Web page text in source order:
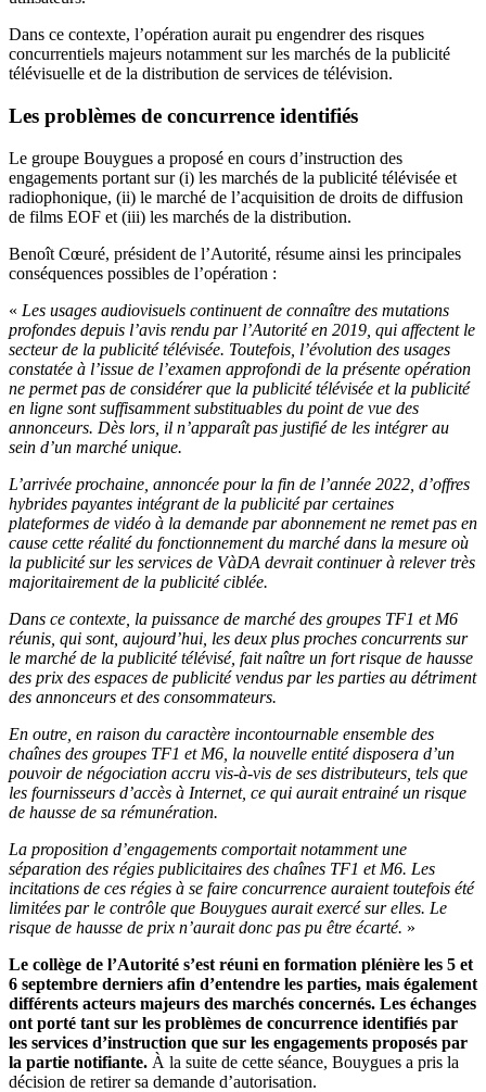
Dans ce contexte, l’opération aurait pu engendrer des risques
concurrentiels majeurs notamment sur les marchés de la publicité
télévisuelle et de la distribution de services de télévision.
Les problèmes de concurrence identifiés
Le groupe Bouygues a proposé en cours d’instruction des
engagements portant sur (i) les marchés de la publicité télévisée et
radiophonique, (ii) le marché de l’acquisition de droits de diffusion
de films EOF et (iii) les marchés de la distribution.
Benoît Cœuré, président de l’Autorité, résume ainsi les principales
conséquences possibles de l’opération :
« Les usages audiovisuels continuent de connaître des mutations
profondes depuis l’avis rendu par l’Autorité en 2019, qui affectent le
secteur de la publicité télévisée. Toutefois, l’évolution des usages
constatée à l’issue de l’examen approfondi de la présente opération
ne permet pas de considérer que la publicité télévisée et la publicité
en ligne sont suffisamment substituables du point de vue des
annonceurs. Dès lors, il n’apparaît pas justifié de les intégrer au
sein d’un marché unique.
L’arrivée prochaine, annoncée pour la fin de l’année 2022, d’offres
hybrides payantes intégrant de la publicité par certaines
plateformes de vidéo à la demande par abonnement ne remet pas en
cause cette réalité du fonctionnement du marché dans la mesure où
la publicité sur les services de VàDA devrait continuer à relever très
majoritairement de la publicité ciblée.
Dans ce contexte, la puissance de marché des groupes TF1 et M6
réunis, qui sont, aujourd’hui, les deux plus proches concurrents sur
le marché de la publicité télévisé, fait naître un fort risque de hausse
des prix des espaces de publicité vendus par les parties au détriment
des annonceurs et des consommateurs.
En outre, en raison du caractère incontournable ensemble des
chaînes des groupes TF1 et M6, la nouvelle entité disposera d’un
pouvoir de négociation accru vis-à-vis de ses distributeurs, tels que
les fournisseurs d’accès à Internet, ce qui aurait entrainé un risque
de hausse de sa rémunération.
La proposition d’engagements comportait notamment une
séparation des régies publicitaires des chaînes TF1 et M6. Les
incitations de ces régies à se faire concurrence auraient toutefois été
limitées par le contrôle que Bouygues aurait exercé sur elles. Le
risque de hausse de prix n’aurait donc pas pu être écarté. »
Le collège de l’Autorité s’est réuni en formation plénière les 5 et
6 septembre derniers afin d’entendre les parties, mais également
différents acteurs majeurs des marchés concernés. Les échanges
ont porté tant sur les problèmes de concurrence identifiés par
les services d’instruction que sur les engagements proposés par
la partie notifiante. À la suite de cette séance, Bouygues a pris la
décision de retirer sa demande d’autorisation.